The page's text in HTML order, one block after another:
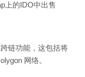
上的IDO中出售
链功能，这包括将
网络。